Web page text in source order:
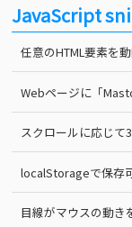
JavaScript
任意のHTML要素を
Webページに「
スクロールに応じて
localStorageで保存
目線がマウスの動き